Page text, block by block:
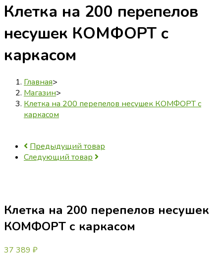
Клетка на 200 перепелов
несушек КОМФОРТ с
каркасом
Главная>
Магазин>
Клетка на 200 перепелов несушек КОМФОРТ с
каркасом
Предыдущий товар
Следующий товар
Клетка на 200 перепелов несушек
КОМФОРТ с каркасом
37 389 ₽